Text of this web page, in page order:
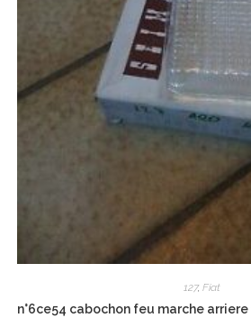
127, Fiat
n°6ce54 cabochon feu marche